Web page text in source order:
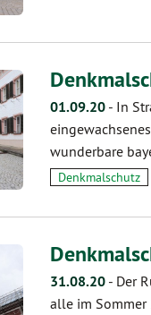
01.09.20 - In
wunderbare
Denkmalschutz
31.08.20 - Der
alle im